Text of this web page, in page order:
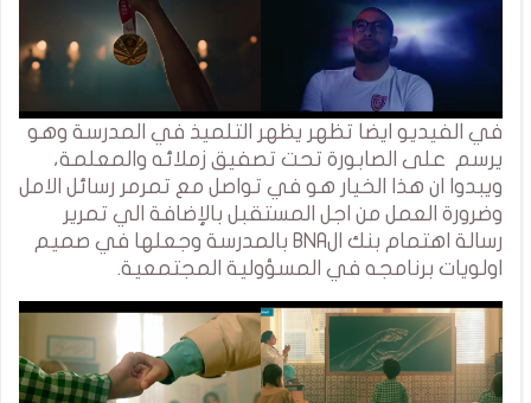
في الفيديو ايضا تظهر يظهر التلميذ في المدرسة وهو
يرسم على الصابورة تحت تصفيق زملائه والمعلمة،
ويبدوا ان هذا الخيار هو في تواصل مع تمرمر رسائل الامل
وضرورة العمل من اجل المستقبل بالإضافة الي تمرير
رسالة اهتمام بنك الBNA بالمدرسة وجعلها في صميم
اولويات برنامجه في المسؤولية المجتمعية.